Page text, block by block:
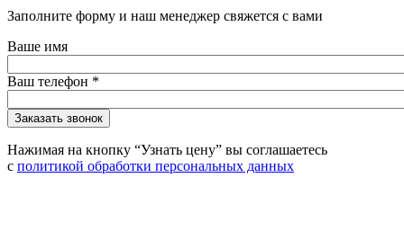
Заполните форму и наш менеджер свяжется с вами
Ваше имя
Ваш телефон *
Нажимая на кнопку “Узнать цену” вы соглашаетесь
с политикой обработки персональных данных